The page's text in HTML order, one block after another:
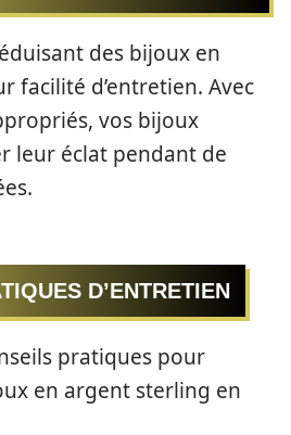
des bijoux en
facilité d’entretien. Avec
vos bijoux
leur éclat pendant de
D’ENTRETIEN
pratiques pour
en argent sterling en